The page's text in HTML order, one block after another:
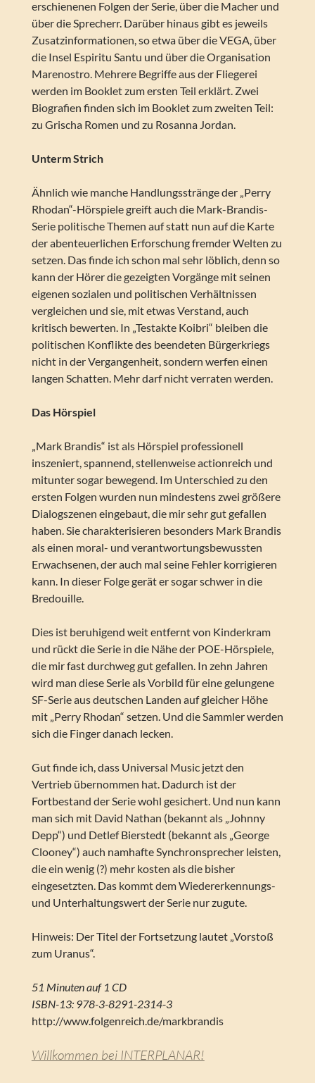
erschienenen Folgen der Serie, über die Macher und
über die Sprecherr. Darüber hinaus gibt es jeweils
Zusatzinformationen, so etwa über die VEGA, über
die Insel Espiritu Santu und über die Organisation
Marenostro. Mehrere Begriffe aus der Fliegerei
werden im Booklet zum ersten Teil erklärt. Zwei
Biografien finden sich im Booklet zum zweiten Teil:
zu Grischa Romen und zu Rosanna Jordan.
Unterm Strich
Ähnlich wie manche Handlungsstränge der „Perry
Rhodan“-Hörspiele greift auch die Mark-Brandis-
Serie politische Themen auf statt nun auf die Karte
der abenteuerlichen Erforschung fremder Welten zu
setzen. Das finde ich schon mal sehr löblich, denn so
kann der Hörer die gezeigten Vorgänge mit seinen
eigenen sozialen und politischen Verhältnissen
vergleichen und sie, mit etwas Verstand, auch
kritisch bewerten. In „Testakte Koibri“ bleiben die
politischen Konflikte des beendeten Bürgerkriegs
nicht in der Vergangenheit, sondern werfen einen
langen Schatten. Mehr darf nicht verraten werden.
Das Hörspiel
„Mark Brandis“ ist als Hörspiel professionell
inszeniert, spannend, stellenweise actionreich und
mitunter sogar bewegend. Im Unterschied zu den
ersten Folgen wurden nun mindestens zwei größere
Dialogszenen eingebaut, die mir sehr gut gefallen
haben. Sie charakterisieren besonders Mark Brandis
als einen moral- und verantwortungsbewussten
Erwachsenen, der auch mal seine Fehler korrigieren
kann. In dieser Folge gerät er sogar schwer in die
Bredouille.
Dies ist beruhigend weit entfernt von Kinderkram
und rückt die Serie in die Nähe der POE-Hörspiele,
die mir fast durchweg gut gefallen. In zehn Jahren
wird man diese Serie als Vorbild für eine gelungene
SF-Serie aus deutschen Landen auf gleicher Höhe
mit „Perry Rhodan“ setzen. Und die Sammler werden
sich die Finger danach lecken.
Gut finde ich, dass Universal Music jetzt den
Vertrieb übernommen hat. Dadurch ist der
Fortbestand der Serie wohl gesichert. Und nun kann
man sich mit David Nathan (bekannt als „Johnny
Depp“) und Detlef Bierstedt (bekannt als „George
Clooney“) auch namhafte Synchronsprecher leisten,
die ein wenig (?) mehr kosten als die bisher
eingesetzten. Das kommt dem Wiedererkennungs-
und Unterhaltungswert der Serie nur zugute.
Hinweis: Der Titel der Fortsetzung lautet „Vorstoß
zum Uranus“.
51 Minuten auf 1 CD
ISBN-13: 978-3-8291-2314-3
http://www.folgenreich.de/markbrandis
Willkommen bei INTERPLANAR!